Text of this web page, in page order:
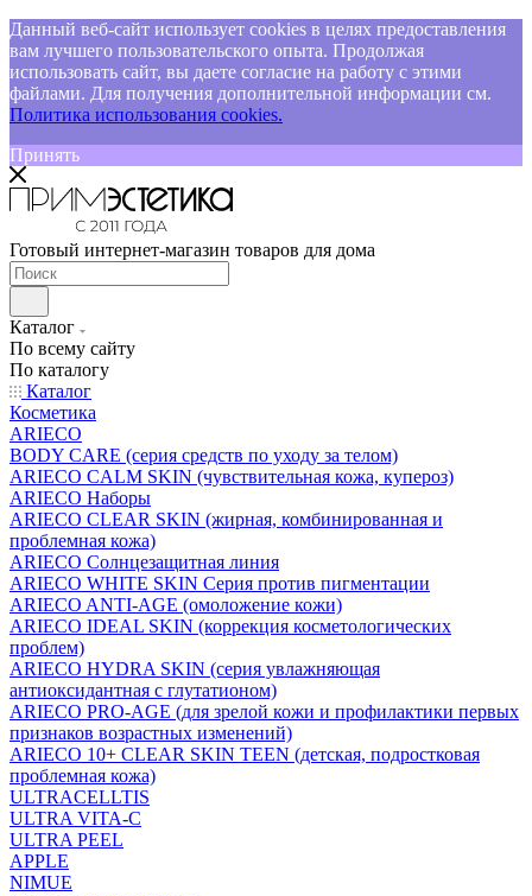
Данный веб-сайт использует cookies в целях предоставления
вам лучшего пользовательского опыта. Продолжая
использовать сайт, вы даете согласие на работу с этими
файлами. Для получения дополнительной информации см.
Политика использования cookies.
Принять
Готовый интернет-магазин товаров для дома
Каталог
По всему сайту
По каталогу
Каталог
Косметика
ARIECO
BODY CARE (серия средств по уходу за телом)
ARIECO CALM SKIN (чувствительная кожа, купероз)
ARIECO Наборы
ARIECO CLEAR SKIN (жирная, комбинированная и
проблемная кожа)
ARIECO Солнцезащитная линия
ARIECO WHITE SKIN Серия против пигментации
ARIECO ANTI-AGE (омоложение кожи)
ARIECO IDEAL SKIN (коррекция косметологических
проблем)
ARIECO HYDRA SKIN (серия увлажняющая
антиоксидантная с глутатионом)
ARIECO PRO-AGE (для зрелой кожи и профилактики первых
признаков возрастных изменений)
ARIECO 10+ CLEAR SKIN TEEN (детская, подростковая
проблемная кожа)
ULTRACELLTIS
ULTRA VITA-C
ULTRA PEEL
APPLE
NIMUE